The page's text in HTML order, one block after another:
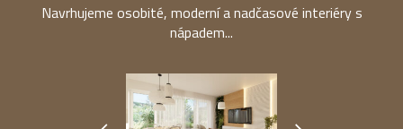
Navrhujeme osobité, moderní a nadčasové interiéry s
nápadem...